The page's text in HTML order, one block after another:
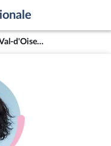
Mme Ayda Hadizadeh - Val-d'Oise (2e circonscription)